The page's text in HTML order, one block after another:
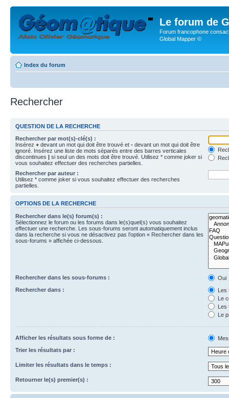
Le forum de
Forum francophone
Global Mapper ©
Index du forum
Rechercher
QUESTION DE LA RECHERCHE
Rechercher par mot(s)-clé(s) :
Insérez + devant un mot qui doit être trouvé et - devant un mot qui doit être
ignoré. Insérez une liste de mots séparés entre des barres verticales
discontinues | si seul un des mots doit être trouvé. Utilisez * comme joker si
vous souhaitez effectuer des recherches partielles.
Rechercher par auteur :
Utilisez * comme joker si vous souhaitez effectuer des recherches
partielles.
OPTIONS DE LA RECHERCHE
Rechercher dans le(s) forum(s) :
Sélectionnez le forum ou les forums dans le(s)quel(s) vous souhaitez
effectuer une recherche. Les sous-forums seront automatiquement inclus
dans la recherche si vous ne désactivez pas l’option « Rechercher dans les
sous-forums » affichée ci-dessous.
Rechercher dans les sous-forums :
Oui
Rechercher dans :
Les
Le
Les
Le
Afficher les résultats sous forme de :
Trier les résultats par :
Limiter les résultats dans le temps :
Retourner le(s) premier(s) :